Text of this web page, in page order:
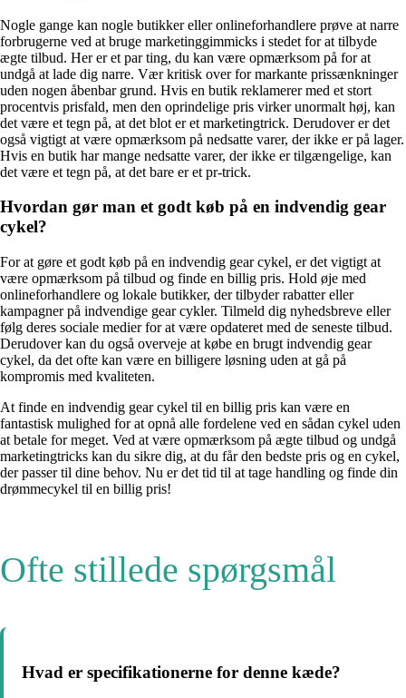
Nogle gange kan nogle butikker eller onlineforhandlere prøve at narre
forbrugerne ved at bruge marketinggimmicks i stedet for at tilbyde
ægte tilbud. Her er et par ting, du kan være opmærksom på for at
undgå at lade dig narre. Vær kritisk over for markante prissænkninger
uden nogen åbenbar grund. Hvis en butik reklamerer med et stort
procentvis prisfald, men den oprindelige pris virker unormalt høj, kan
det være et tegn på, at det blot er et marketingtrick. Derudover er det
også vigtigt at være opmærksom på nedsatte varer, der ikke er på lager.
Hvis en butik har mange nedsatte varer, der ikke er tilgængelige, kan
det være et tegn på, at det bare er et pr-trick.
Hvordan gør man et godt køb på en indvendig gear
cykel?
For at gøre et godt køb på en indvendig gear cykel, er det vigtigt at
være opmærksom på tilbud og finde en billig pris. Hold øje med
onlineforhandlere og lokale butikker, der tilbyder rabatter eller
kampagner på indvendige gear cykler. Tilmeld dig nyhedsbreve eller
følg deres sociale medier for at være opdateret med de seneste tilbud.
Derudover kan du også overveje at købe en brugt indvendig gear
cykel, da det ofte kan være en billigere løsning uden at gå på
kompromis med kvaliteten.
At finde en indvendig gear cykel til en billig pris kan være en
fantastisk mulighed for at opnå alle fordelene ved en sådan cykel uden
at betale for meget. Ved at være opmærksom på ægte tilbud og undgå
marketingtricks kan du sikre dig, at du får den bedste pris og en cykel,
der passer til dine behov. Nu er det tid til at tage handling og finde din
drømmecykel til en billig pris!
Ofte stillede spørgsmål
Hvad er specifikationerne for denne kæde?